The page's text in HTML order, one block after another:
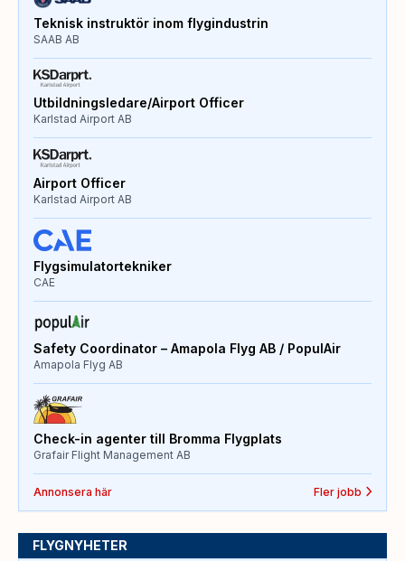
Teknisk instruktör inom flygindustrin
SAAB AB
Utbildningsledare/Airport Officer
Karlstad Airport AB
Airport Officer
Karlstad Airport AB
Flygsimulatortekniker
CAE
Safety Coordinator – Amapola Flyg AB / PopulAir
Amapola Flyg AB
Check-in agenter till Bromma Flygplats
Grafair Flight Management AB
Annonsera här Fler jobb
FLYGNYHETER